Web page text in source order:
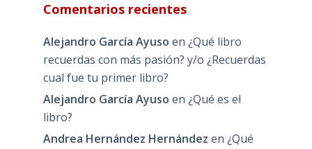
Comentarios recientes
Alejandro García Ayuso en ¿Qué libro
recuerdas con más pasión? y/o ¿Recuerdas
cual fue tu primer libro?
Alejandro García Ayuso en ¿Qué es el
libro?
Andrea Hernández Hernández en ¿Qué